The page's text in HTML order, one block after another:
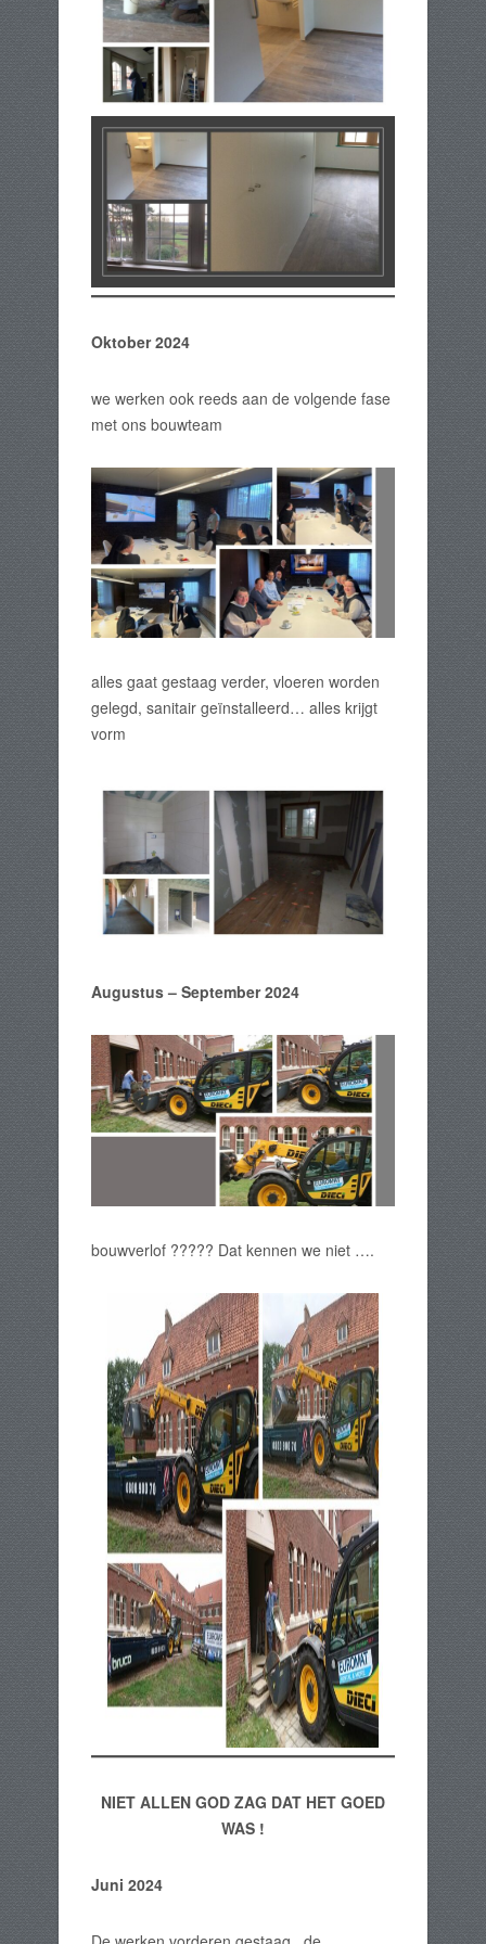
Oktober 2024
we werken ook reeds aan de volgende fase
met ons bouwteam
alles gaat gestaag verder, vloeren worden
gelegd, sanitair geïnstalleerd… alles krijgt
vorm
Augustus – September 2024
bouwverlof ????? Dat kennen we niet ….
NIET ALLEN GOD ZAG DAT HET GOED
WAS !
Juni 2024